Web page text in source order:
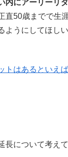
内にアーリーリ
直50歳までで生
ようにしてほし
トはあるといえ
長について考えて